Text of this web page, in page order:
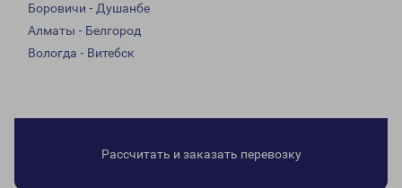
Боровичи - Душанбе
Алматы - Белгород
Вологда - Витебск
Рассчитать и заказать перевозку